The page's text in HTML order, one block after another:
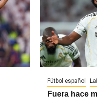
Fútbol español
Fuera hace